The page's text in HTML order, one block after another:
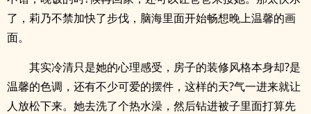
了，莉乃不禁加快了步伐，脑海里面开始畅想晚上温馨的画
面。
其实冷清只是她的心理感受，房子的装修风格本身却?是
温馨的色调，还有不少可爱的摆件，这样的天?气一进来就让
人放松下来。她去洗了个热水澡，然后钻进被子里面打算先